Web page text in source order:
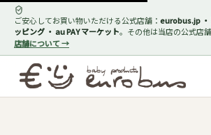
ご安心してお買い物いただける公式店舗： eurobus.jp ・
ッピング ・ au PAY マーケット。その他は当店の公式店
店舗について →